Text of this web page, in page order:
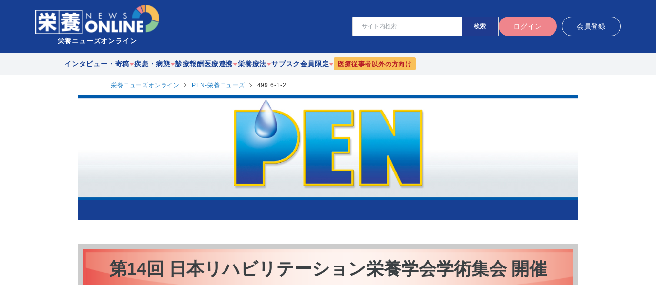
栄養ニューズオンライン
ログイン 会員登録
インタビュー・寄稿
企業
疾患・病態
急性期
診療報酬 医療連携
在宅医療
栄養療法
静脈・経腸栄養
腸内細菌
リハビリテーション栄養
サブスク会員限定
栄養
PEN-栄養ニューズ
JEFFライブラリ
医療従事者以外の方向け
栄養ニューズオンライン PEN-栄養ニューズ 499 6-1-2
第14回 日本リハビリテーション栄養学会学術集会 開催